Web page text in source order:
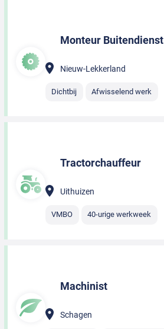
Monteur Buitendienst
Nieuw-Lekkerland
Dichtbij Afwisselend werk
Tractorchauffeur
Uithuizen
VMBO 40-urige werkweek
Machinist
Schagen